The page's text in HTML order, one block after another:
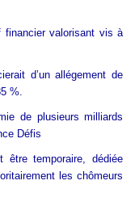
financier valorisant vis à
d’un allégement de
%.
de plusieurs milliards
Défis
être temporaire, dédiée
les chômeurs